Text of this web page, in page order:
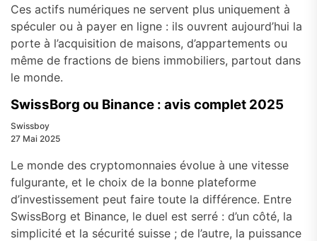
Ces actifs numériques ne servent plus uniquement à
spéculer ou à payer en ligne : ils ouvrent aujourd’hui la
porte à l’acquisition de maisons, d’appartements ou
même de fractions de biens immobiliers, partout dans
le monde.
SwissBorg ou Binance : avis complet 2025
Swissboy
27 Mai 2025
Le monde des cryptomonnaies évolue à une vitesse
fulgurante, et le choix de la bonne plateforme
d’investissement peut faire toute la différence. Entre
SwissBorg et Binance, le duel est serré : d’un côté, la
simplicité et la sécurité suisse ; de l’autre, la puissance